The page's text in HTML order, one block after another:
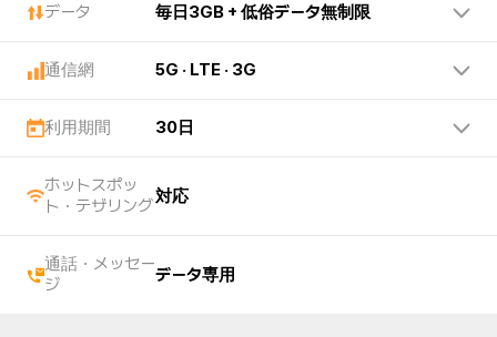
データ 毎日3GB + 低俗データ無制限
通信網 5G · LTE · 3G
利用期間 30日
ホットスポッ
ト・テザリング
対応
通話・メッセー
ジ
データ専用